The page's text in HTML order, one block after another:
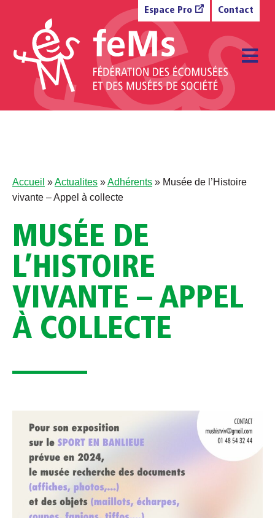
Espace Pro Contact
Accueil »Actualites »Adhérents » Musée de l’Histoire
vivante – Appel à collecte
MUSÉE DE
L’HISTOIRE
VIVANTE – APPEL
À COLLECTE